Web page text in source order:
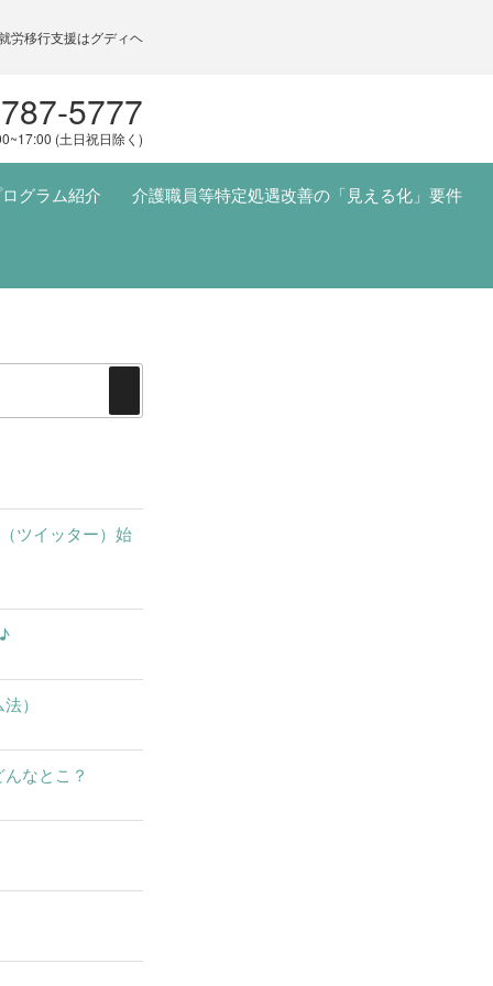
労移行支援はグディヘ
5777
(土日祝日除く)
グラム紹介 介護職員等特定処遇改善の「見える化」要件
索
ツイッター）始
）
なとこ？